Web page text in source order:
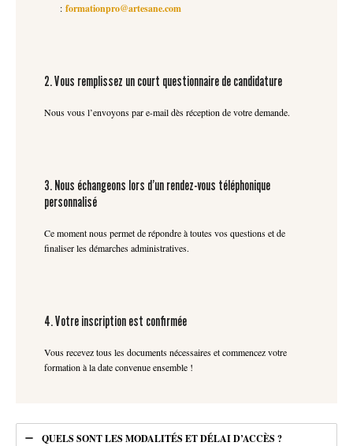
: formationpro@artesane.com
2. Vous remplissez un court questionnaire de candidature
Nous vous l’envoyons par e-mail dès réception de votre demande.
3. Nous échangeons lors d’un rendez-vous téléphonique
personnalisé
Ce moment nous permet de répondre à toutes vos questions et de
finaliser les démarches administratives.
4. Votre inscription est confirmée
Vous recevez tous les documents nécessaires et commencez votre
formation à la date convenue ensemble !
QUELS SONT LES MODALITÉS ET DÉLAI D’ACCÈS ?